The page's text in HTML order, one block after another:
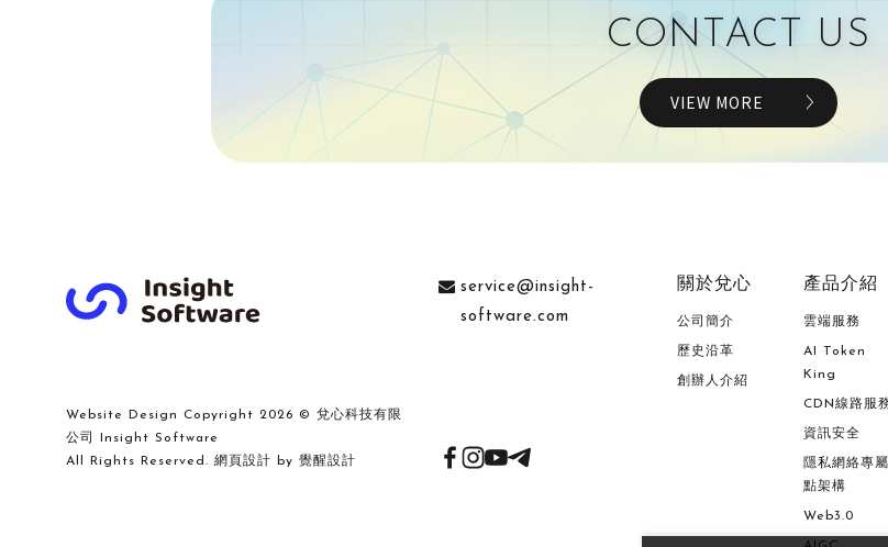
CONTACT US
VIEW MORE
Website Design
Copyright 2026 © 兌心科技有限
公司 Insight Software
All Rights Reserved. 網頁設計 by 覺醒設計
service@insight-
software.com
關於兌心
公司簡介
歷史沿革
創辦人介紹
產品介紹
雲端服務
AI Token
King
CDN線路服
資訊安全
隱私網絡專
點架構
Web3.0